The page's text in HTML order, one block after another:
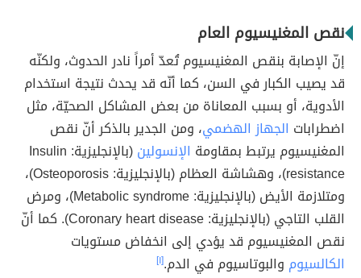
نقص المغنيسيوم العام
إنّ الإصابة بنقص المغنيسيوم تُعدّ أمراً نادر الحدوث، ولكنّه
قد يصيب الكبار في السن، كما أنّه قد يحدث نتيجة استخدام
الأدوية، أو بسبب المعاناة من بعض المشاكل الصحيّة، مثل
اضطرابات الجهاز الهضمي، ومن الجدير بالذكر أنّ نقص
المغنيسيوم يرتبط بمقاومة الإنسولين
(بالإنجليزية: Insulin
resistance)، وهشاشة العظام (بالإنجليزية: Osteoporosis)،
ومتلازمة الأيض (بالإنجليزية: Metabolic syndrome)، ومرض
القلب التاجي (بالإنجليزية: Coronary heart disease). كما أنّ
نقص المغنيسيوم قد يؤدي إلى انخفاض مستويات
الكالسيوم والبوتاسيوم في الدم.[١]